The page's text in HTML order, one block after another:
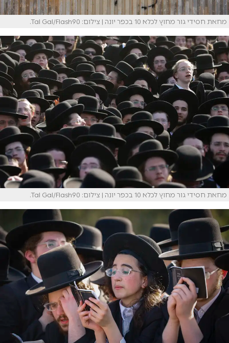
מחאת חסידי גור מחוץ לכלא 10 בכפר יונה | צילום: Tal Gal/Flash90.
מחאת חסידי גור מחוץ לכלא 10 בכפר יונה | צילום: Tal Gal/Flash90.